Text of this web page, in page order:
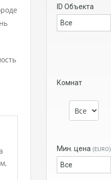
ID Объекта
Комнат
Мин. цена (EURO)